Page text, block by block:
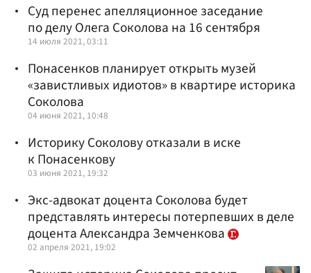
Суд перенес апелляционное заседание
по делу Олега Соколова на 16 сентября
14 июля 2021, 03:11
Понасенков планирует открыть музей
«завистливых идиотов» в квартире историка
Соколова
04 июня 2021, 10:48
Историку Соколову отказали в иске
к Понасенкову
03 июня 2021, 19:32
Экс-адвокат доцента Соколова будет
представлять интересы потерпевших в деле
доцента Александра Земченкова
02 апреля 2021, 19:02